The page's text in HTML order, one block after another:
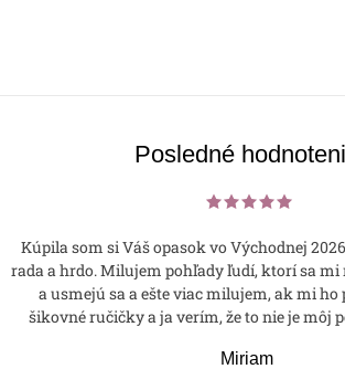
Posledné
Kúpila som si Váš opasok vo Východnej
rada a hrdo. Milujem pohľady ľudí, ktorí sa mi
a usmejú sa a ešte viac milujem, ak mi ho
šikovné ručičky a ja verím, že to nie je môj
Miriam